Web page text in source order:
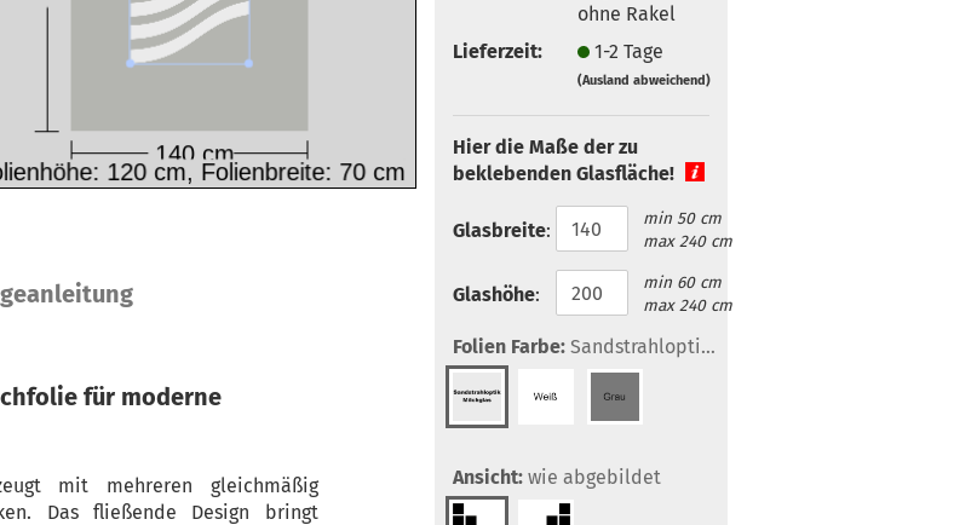
ohne Rakel
Lieferzeit:
1-2 Tage
(Ausland abweichend)
Hier die Maße der zu
beklebenden Glasfläche!
Glasbreite:
min 50 cm
max 240 cm
Glashöhe:
min 60 cm
max 240 cm
Folien Farbe: Sandstrahloptik/Milchglas
Ansicht: wie abgebildet
für moderne
mit mehreren gleichmäßig
Das fließende Design bringt